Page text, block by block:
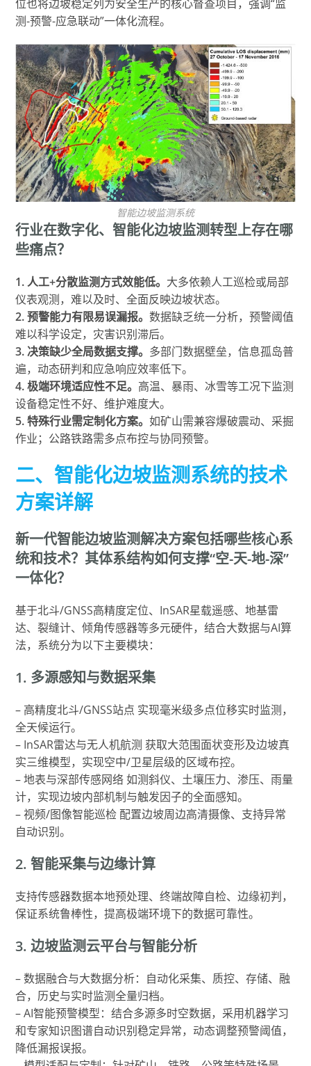
位也将边坡稳定列为安全生产的核心督查项目，强调“监
测-预警-应急联动”一体化流程。
智能边坡监测系统
行业在数字化、智能化边坡监测转型上存在哪
些痛点？
1. 人工+分散监测方式效能低。 大多依赖人工巡检或局部
仪表观测，难以及时、全面反映边坡状态。
2. 预警能力有限易误漏报。数据缺乏统一分析，预警阈值
难以科学设定，灾害识别滞后。
3. 决策缺少全局数据支撑。 多部门数据壁垒，信息孤岛普
遍，动态研判和应急响应效率低下。
4. 极端环境适应性不足。 高温、暴雨、冰雪等工况下监测
设备稳定性不好、维护难度大。
5. 特殊行业需定制化方案。如矿山需兼容爆破震动、采掘
作业；公路铁路需多点布控与协同预警。
二、智能化边坡监测系统的技术
方案详解
新一代智能边坡监测解决方案包括哪些核心系
统和技术？其体系结构如何支撑“空-天-地-深”
一体化？
基于北斗/GNSS高精度定位、InSAR星载遥感、地基雷
达、裂缝计、倾角传感器等多元硬件，结合大数据与AI算
法，系统分为以下主要模块：
1. 多源感知与数据采集
– 高精度北斗/GNSS站点 实现毫米级多点位移实时监测，
全天候运行。
– InSAR雷达与无人机航测 获取大范围面状变形及边坡真
实三维模型，实现空中/卫星层级的区域布控。
– 地表与深部传感网络 如测斜仪、土壤压力、渗压、雨量
计，实现边坡内部机制与触发因子的全面感知。
– 视频/图像智能巡检 配置边坡周边高清摄像、支持异常
自动识别。
2. 智能采集与边缘计算
支持传感器数据本地预处理、终端故障自检、边缘初判，
保证系统鲁棒性，提高极端环境下的数据可靠性。
3. 边坡监测云平台与智能分析
– 数据融合与大数据分析：自动化采集、质控、存储、融
合，历史与实时监测全量归档。
– AI智能预警模型：结合多源多时空数据，采用机器学习
和专家知识图谱自动识别稳定异常，动态调整预警阈值，
降低漏报误报。